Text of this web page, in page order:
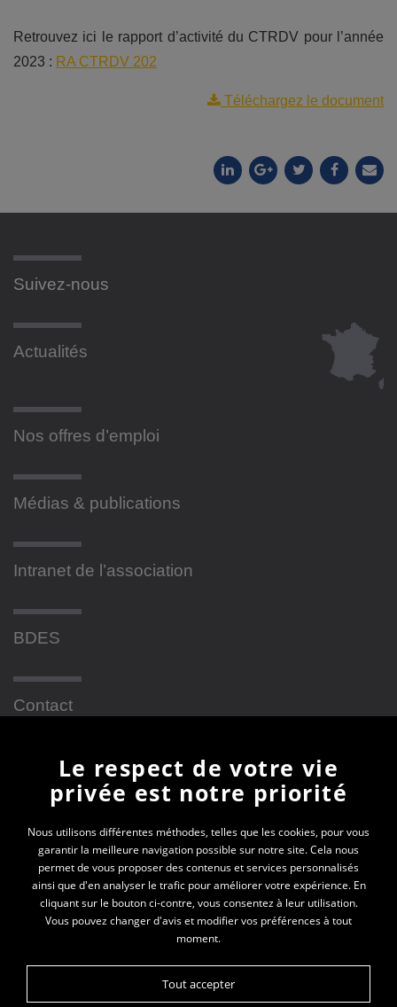
Retrouvez ici le rapport d’activité du CTRDV pour l’année
2023 : RA CTRDV 202
Téléchargez le document
Suivez-nous
Actualités
Nos offres d’emploi
Médias & publications
Intranet de l’association
BDES
Contact
Newsletter
En vous inscrivant à la newsletter, vous recevrez
toutes les actualités des PEP 69
Votre e-mail*
Le respect de votre vie
privée est notre priorité
Nous utilisons différentes méthodes, telles que les cookies, pour vous
garantir la meilleure navigation possible sur notre site. Cela nous
permet de vous proposer des contenus et services personnalisés
ainsi que d'en analyser le trafic pour améliorer votre expérience. En
cliquant sur le bouton ci-contre, vous consentez à leur utilisation.
Vous pouvez changer d'avis et modifier vos préférences à tout
moment.
Tout accepter